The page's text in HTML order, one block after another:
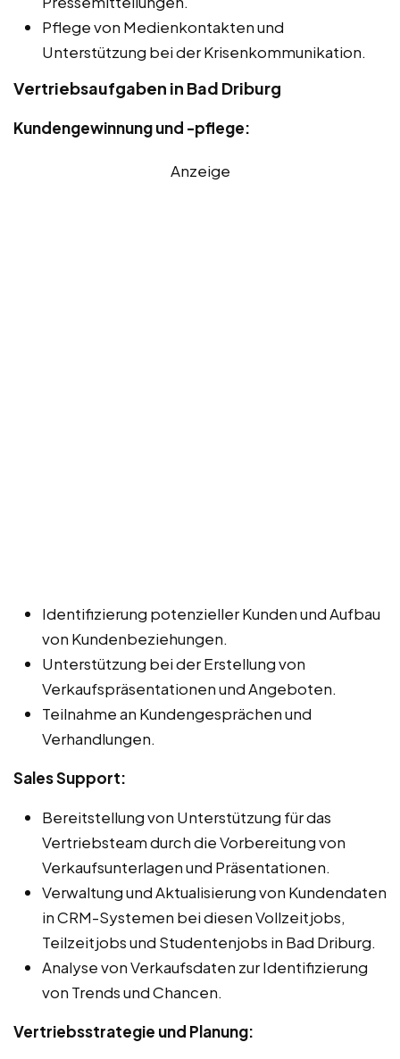
Pflege von Medienkontakten und
Unterstützung bei der Krisenkommunikation.
Vertriebsaufgaben in Bad Driburg
Kundengewinnung und -pflege:
Anzeige
Identifizierung potenzieller Kunden und Aufbau
von Kundenbeziehungen.
Unterstützung bei der Erstellung von
Verkaufspräsentationen und Angeboten.
Teilnahme an Kundengesprächen und
Verhandlungen.
Sales Support:
Bereitstellung von Unterstützung für das
Vertriebsteam durch die Vorbereitung von
Verkaufsunterlagen und Präsentationen.
Verwaltung und Aktualisierung von Kundendaten
in CRM-Systemen bei diesen Vollzeitjobs,
Teilzeitjobs und Studentenjobs in Bad Driburg.
Analyse von Verkaufsdaten zur Identifizierung
von Trends und Chancen.
Vertriebsstrategie und Planung: